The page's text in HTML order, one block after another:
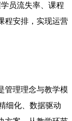
员流失率、课程
程安排，实现运营
管理理念与教学模
细化、数据驱动